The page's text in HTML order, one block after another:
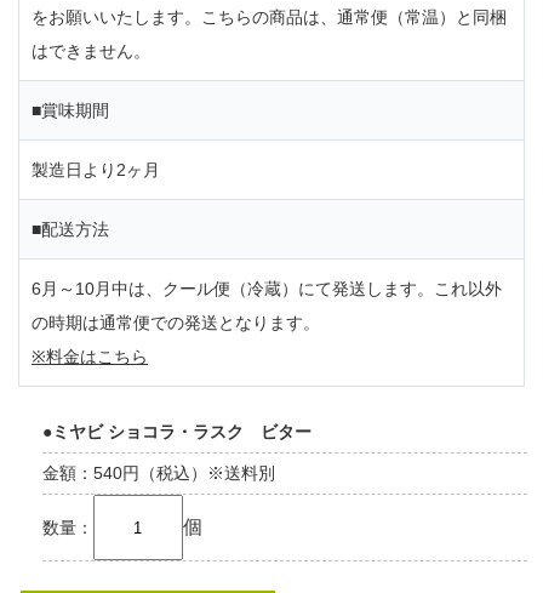
をお願いいたします。こちらの商品は、通常便（常温）と同梱
はできません。
■賞味期間
製造日より2ヶ月
■配送方法
6月～10月中は、クール便（冷蔵）にて発送します。これ以外
の時期は通常便での発送となります。
※料金はこちら
●ミヤビ ショコラ・ラスク ビター
金額：540円（税込）※送料別
数量： 個